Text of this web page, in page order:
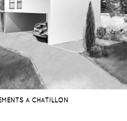
À CHÂTILLON